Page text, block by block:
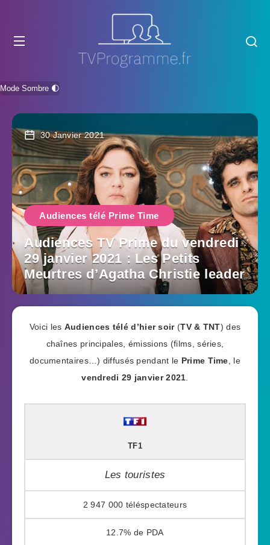
Mode Sombre 🌓
30 Janvier 2021
Audiences télé Prime Time
Audiences TV Prime du vendredi
29 janvier 2021 : Les Petits
Meurtres d’Agatha Christie leader
Voici les Audiences télé d’hier soir (TV & TNT) des
chaînes principales, émissions (films, séries,
documentaires…) diffusés pendant le Prime Time , le
vendredi 29 janvier 2021
TF1
Les touristes
2 947 000
12.7%